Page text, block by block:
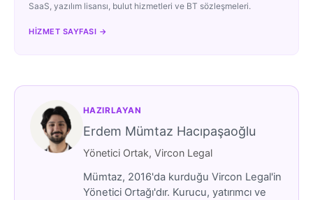
SaaS, yazılım lisansı, bulut hizmetleri ve BT sözleşmeleri.
HIZMET SAYFASI →
HAZIRLAYAN
Erdem Mümtaz Hacıpaşaoğlu
Yönetici Ortak, Vircon Legal
Mümtaz, 2016'da kurduğu Vircon Legal'in
Yönetici Ortağı'dır. Kurucu, yatırımcı ve